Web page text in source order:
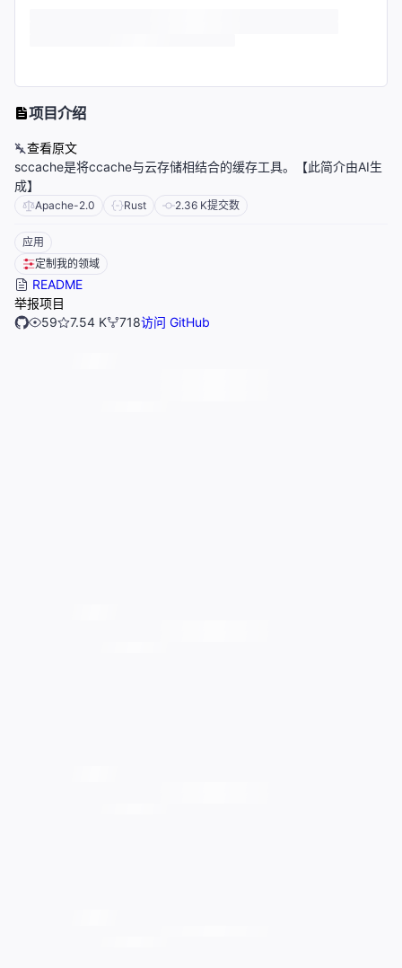
项目介绍
查看原文
sccache是将ccache与云存储相结合的缓存工具。【此简介由AI生
成】
Apache-2.0 Rust 2.36 K提交数
应用
定制我的领域
README
举报项目
59
7.54 K 718访问 GitHub